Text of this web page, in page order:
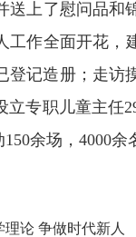
送上了慰问品
作全面开花
登记造册；走
专职儿童主任
余场，4000
论 争做时代新人